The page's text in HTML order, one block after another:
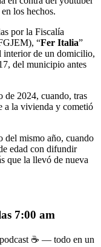
los hechos.
por la Fiscalía
“Fer Italia”
interior de un domicilio,
del municipio antes
de 2024, cuando, tras
a la vivienda y cometió
del mismo año, cuando
edad con difundir
que la llevó de nueva
7:00 am
☕ — todo en un